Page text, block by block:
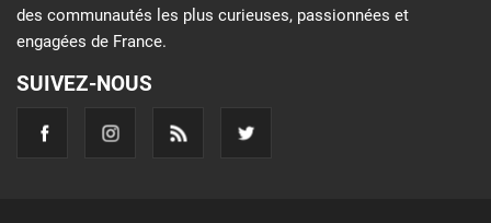
des communautés les plus curieuses, passionnées et
engagées de France.
SUIVEZ-NOUS